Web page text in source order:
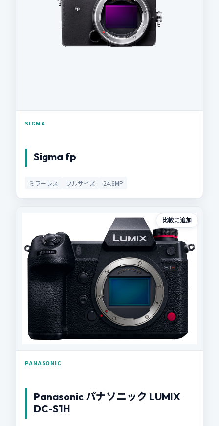
SIGMA
Sigma fp
ミラーレス フルサイズ 24.6MP
比較に追加
PANASONIC
Panasonic パナソニック LUMIX
DC-S1H